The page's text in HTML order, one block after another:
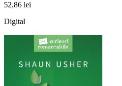
52,86 lei
Digital